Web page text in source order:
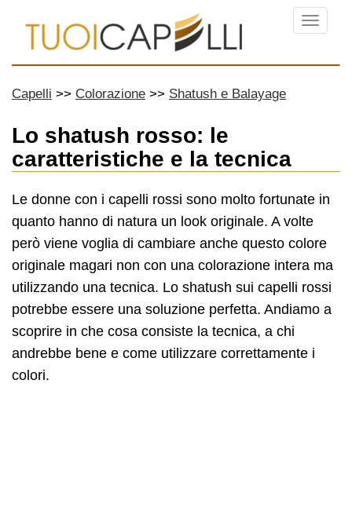
Menu
Capelli Colorazione Shatush e Balayage
Lo shatush rosso: le
caratteristiche e la tecnica
Le donne con i capelli rossi sono molto fortunate in
quanto hanno di natura un look originale. A volte
però viene voglia di cambiare anche questo colore
originale magari non con una colorazione intera ma
utilizzando una tecnica. Lo shatush sui capelli rossi
potrebbe essere una soluzione perfetta. Andiamo a
scoprire in che cosa consiste la tecnica, a chi
andrebbe bene e come utilizzare correttamente i
colori.